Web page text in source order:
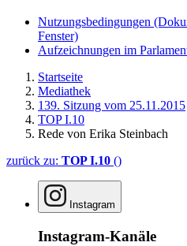
Nutzungsbedingungen
Fenster)
Aufzeichnungen im
Startseite
Mediathek
139. Sitzung vom 25.11.2015
TOP I.10
Rede von Erika Steinbach
zurück zu: TOP I.10 ()
Instagram
Instagram-Kanäle